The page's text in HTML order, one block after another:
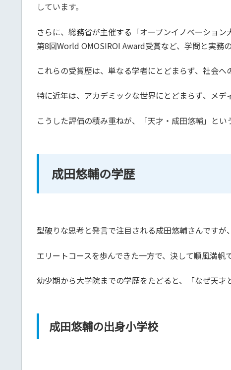
しています。
さらに、総務省が主催する「オープンイノベーショ
第8回World OMOSIROI Award受賞など、学問と実務
これらの受賞歴は、単なる学者にとどまらず、社会
特に近年は、アカデミックな世界にとどまらず、メ
こうした評価の積み重ねが、「天才・成田悠輔」と
成田悠輔の学歴
型破りな思考と発言で注目される成田悠輔さんです
エリートコースを歩んできた一方で、決して順風満帆
幼少期から大学院までの学歴をたどると、「なぜ天才
成田悠輔の出身小学校